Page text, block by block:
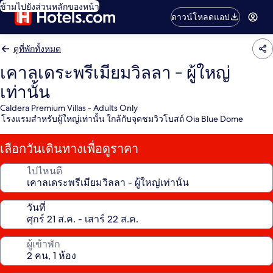
ข้ามไปยังส่วนหลักของหน้า
ดาวน์โหลดแอป
ดูที่พักทั้งหมด
เคาลเดระพรีเมียมวิลลา - ผู้ใหญ่
เท่านั้น
Caldera Premium Villas - Adults Only
โรงแรมสำหรับผู้ใหญ่เท่านั้น ใกล้กับจุดชมวิวโบสถ์ Oia Blue Dome
เลือกวันเดินทางเพื่อดูราคา
ไปไหนดี
วันที่
ผู้เข้าพัก